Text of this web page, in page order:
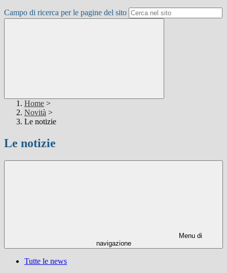
Campo di ricerca per le pagine del sito
Home >
Novità >
Le notizie
Le notizie
Menu di
navigazione
Tutte le news